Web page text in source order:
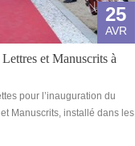
25
AVR
et Manuscrits à
pour l’inauguration du
Manuscrits, installé dans les